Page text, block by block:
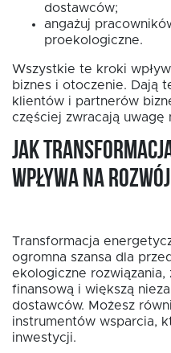
dostawców;
angażuj
proekologiczne.
Wszystkie te kroki
biznes i otoczenie. Dają
klientów i partnerów
częściej zwracają uwagę
Jak
wpływa na
Transformacja
ogromna szansa dla
ekologiczne rozwiązania,
finansową i większą
dostawców. Możesz
instrumentów wsparcia,
inwestycji.